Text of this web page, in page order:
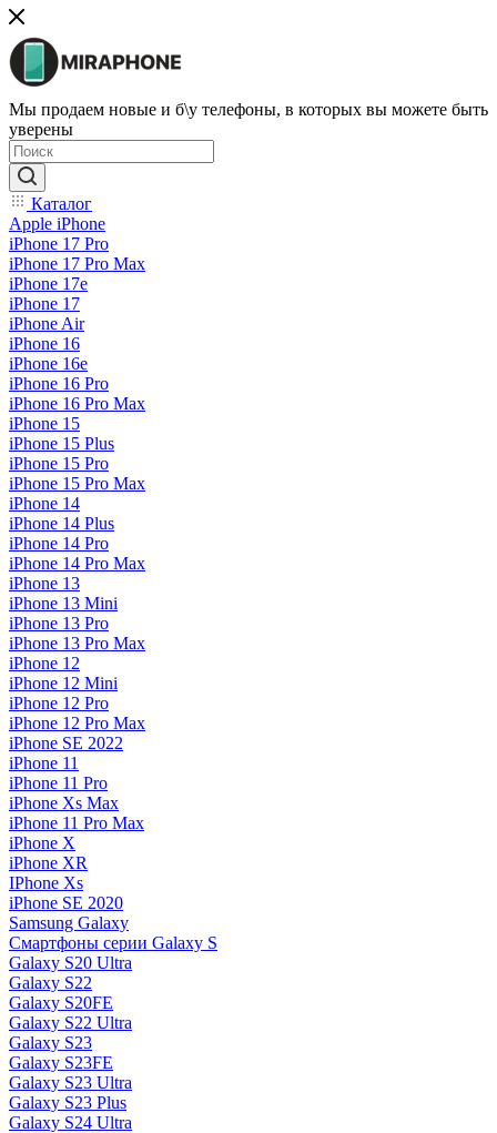
Мы продаем новые и б\у телефоны, в которых вы можете быть
уверены
Каталог
Apple iPhone
iPhone 17 Pro
iPhone 17 Pro Max
iPhone 17e
iPhone 17
iPhone Air
iPhone 16
iPhone 16e
iPhone 16 Pro
iPhone 16 Pro Max
iPhone 15
iPhone 15 Plus
iPhone 15 Pro
iPhone 15 Pro Max
iPhone 14
iPhone 14 Plus
iPhone 14 Pro
iPhone 14 Pro Max
iPhone 13
iPhone 13 Mini
iPhone 13 Pro
iPhone 13 Pro Max
iPhone 12
iPhone 12 Mini
iPhone 12 Pro
iPhone 12 Pro Max
iPhone SE 2022
iPhone 11
iPhone 11 Pro
iPhone Xs Max
iPhone 11 Pro Max
iPhone X
iPhone XR
IPhone Xs
iPhone SE 2020
Samsung Galaxy
Смартфоны серии Galaxy S
Galaxy S20 Ultra
Galaxy S22
Galaxy S20FE
Galaxy S22 Ultra
Galaxy S23
Galaxy S23FE
Galaxy S23 Ultra
Galaxy S23 Plus
Galaxy S24 Ultra